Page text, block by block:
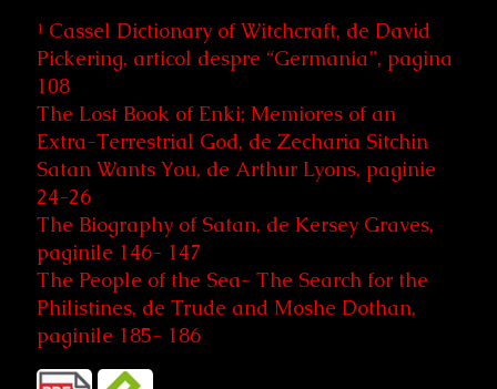
¹ Cassel Dictionary of Witchcraft, de David
Pickering, articol despre “Germania”, pagina
108
The Lost Book of Enki; Memiores of an
Extra-Terrestrial God, de Zecharia Sitchin
Satan Wants You, de Arthur Lyons, paginie
24-26
The Biography of Satan, de Kersey Graves,
paginile 146- 147
The People of the Sea- The Search for the
Philistines, de Trude and Moshe Dothan,
paginile 185- 186